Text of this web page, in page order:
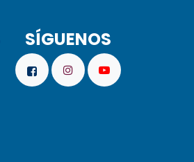
SÍGUENOS